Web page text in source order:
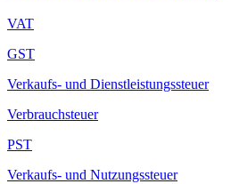
VAT
GST
Verkaufs- und Dienstleistungssteuer
Verbrauchsteuer
PST
Verkaufs- und Nutzungssteuer